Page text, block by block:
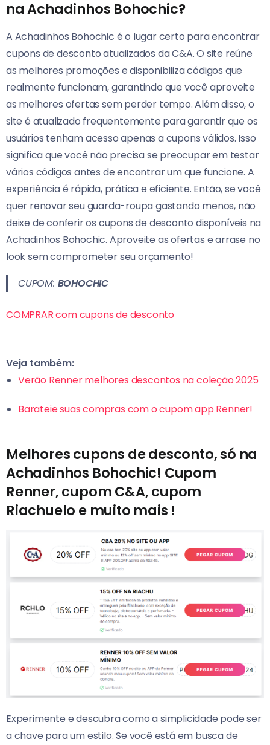
na Achadinhos Bohochic?
A Achadinhos Bohochic é o lugar certo para encontrar
cupons de desconto atualizados da C&A. O site reúne
as melhores promoções e disponibiliza códigos que
realmente funcionam, garantindo que você aproveite
as melhores ofertas sem perder tempo. Além disso, o
site é atualizado frequentemente para garantir que os
usuários tenham acesso apenas a cupons válidos. Isso
significa que você não precisa se preocupar em testar
vários códigos antes de encontrar um que funcione. A
experiência é rápida, prática e eficiente. Então, se você
quer renovar seu guarda-roupa gastando menos, não
deixe de conferir os cupons de desconto disponíveis na
Achadinhos Bohochic. Aproveite as ofertas e arrase no
look sem comprometer seu orçamento!
CUPOM: BOHOCHIC
COMPRAR com cupons de desconto
Veja também:
Verão Renner melhores descontos na coleção 2025
Barateie suas compras com o cupom app Renner!
Melhores cupons de desconto, só na
Achadinhos Bohochic! Cupom
Renner, cupom C&A, cupom
Riachuelo e muito mais !
Experimente e descubra como a simplicidade pode ser
a chave para um estilo. Se você está em busca de